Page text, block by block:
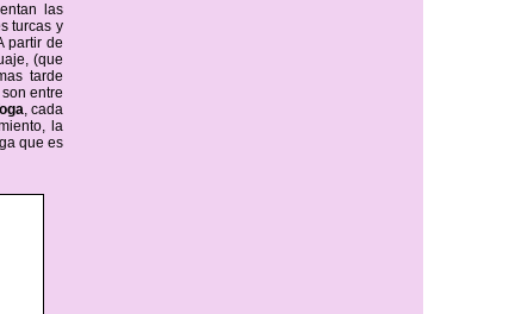
las
turcas y
partir de
(que
tarde
entre
, cada
la
que es